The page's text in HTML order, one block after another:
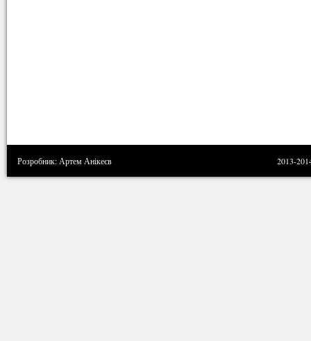
Розробник: Артем Анікеєв 2013-